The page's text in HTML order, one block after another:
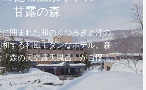
甘露の森
囲まれた和のくつろぎと洋の
する和風モダンなホテル。森
森の天空露天風呂」が自慢！